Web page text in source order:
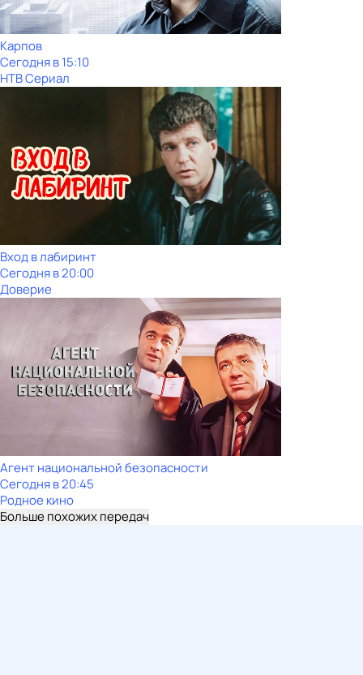
Карпов
Сегодня в 15:10
НТВ Сериал
Вход в лабиринт
Сегодня в 20:00
Доверие
Агент национальной безопасности
Сегодня в 20:45
Родное кино
Больше похожих передач